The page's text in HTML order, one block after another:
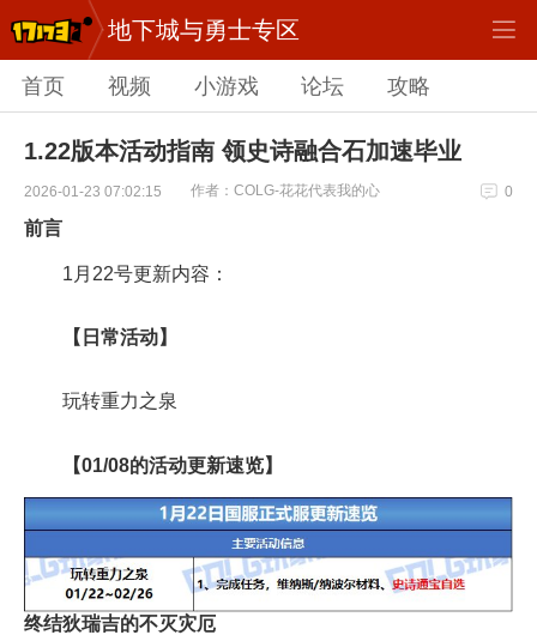
地下城与勇士专区
首页 视频 小游戏 论坛 攻略
1.22版本活动指南 领史诗融合石加速毕业
2026-01-23 07:02:15 作者：COLG-花花代表我的心 0
前言
1月22号更新内容：
【日常活动】
玩转重力之泉
【01/08的活动更新速览】
终结狄瑞吉的不灭灾厄